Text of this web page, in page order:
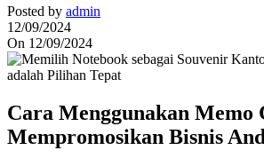
Posted by admin
12/09/2024
On 12/09/2024
Cara Menggunakan Memo
Mempromosikan Bisnis